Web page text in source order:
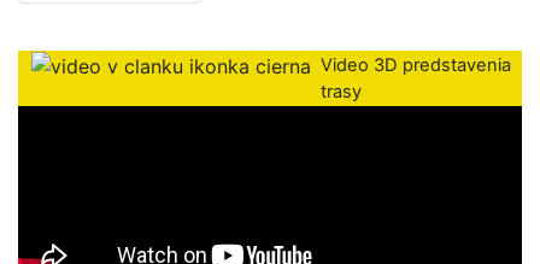
Video 3D predstavenia
trasy